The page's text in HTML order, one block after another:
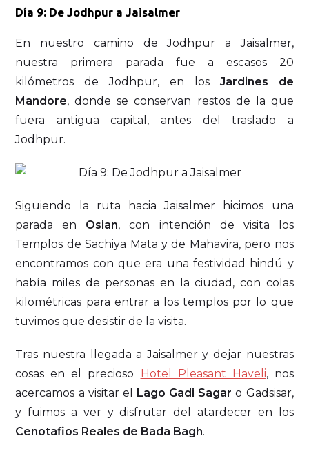
Día 9: De Jodhpur a Jaisalmer
En nuestro camino de Jodhpur a Jaisalmer,
nuestra primera parada fue a escasos 20
kilómetros de Jodhpur, en los Jardines de
Mandore, donde se conservan restos de la que
fuera antigua capital, antes del traslado a
Jodhpur.
Siguiendo la ruta hacia Jaisalmer hicimos una
parada en Osian, con intención de visita los
Templos de Sachiya Mata y de Mahavira, pero nos
encontramos con que era una festividad hindú y
había miles de personas en la ciudad, con colas
kilométricas para entrar a los templos por lo que
tuvimos que desistir de la visita.
Tras nuestra llegada a Jaisalmer y dejar nuestras
cosas en el precioso
Hotel Pleasant Haveli, nos
acercamos a visitar el
Lago Gadi Sagar o Gadsisar,
y fuimos a ver y disfrutar del atardecer en los
Cenotafios Reales de Bada Bagh.